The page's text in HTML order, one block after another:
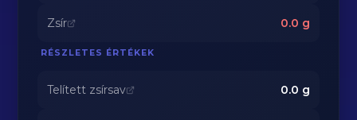
Zsír 0.0 g
RÉSZLETES ÉRTÉKEK
Telített zsírsav 0.0 g